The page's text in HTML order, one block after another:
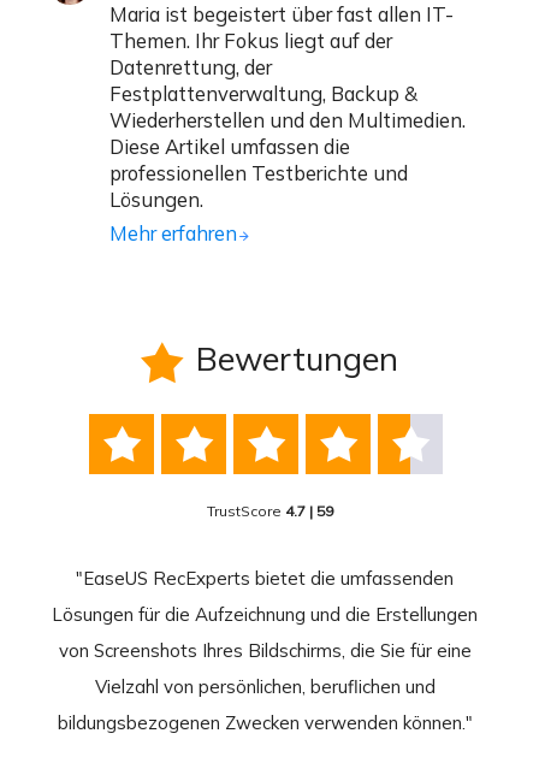
Maria ist begeistert über fast allen IT-
Themen. Ihr Fokus liegt auf der
Datenrettung, der
Festplattenverwaltung, Backup &
Wiederherstellen und den Multimedien.
Diese Artikel umfassen die
professionellen Testberichte und
Lösungen.
Mehr erfahren
 Bewertungen
    
TrustScore 4.7 | 59
"EaseUS RecExperts bietet die umfassenden
Lösungen für die Aufzeichnung und die Erstellungen
von Screenshots Ihres Bildschirms, die Sie für eine
Vielzahl von persönlichen, beruflichen und
bildungsbezogenen Zwecken verwenden können."